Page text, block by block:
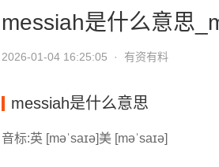
messiah是什么意思
2026-01-04 16:25:05 · 有资有料
messiah是什么意思
音标:英 [məˈsaɪə]美 [məˈsaɪə]